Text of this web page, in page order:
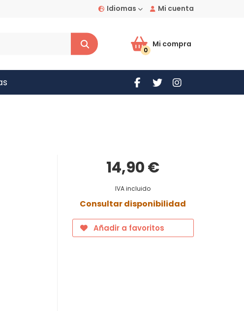
Mi cuenta
Idiomas
Mi compra
0
14,90 €
IVA incluido
Consultar disponibilidad
Añadir a favoritos